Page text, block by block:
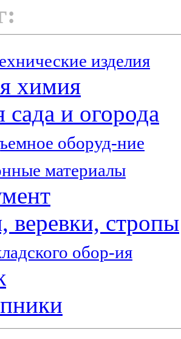
изделия
химия
сада и огорода
оборуд-ние
материалы
веревки, стропы
обор-ия